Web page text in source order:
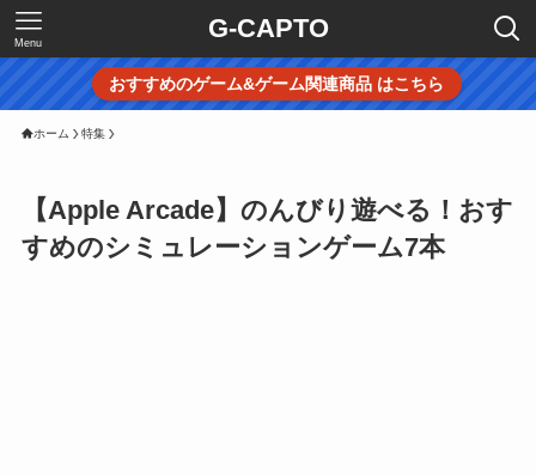
G-CAPTO
Menu
おすすめのゲーム&ゲーム関連商品 はこちら
ホーム 特集
【Apple Arcade】のんびり遊べる！おす
すめのシミュレーションゲーム7本